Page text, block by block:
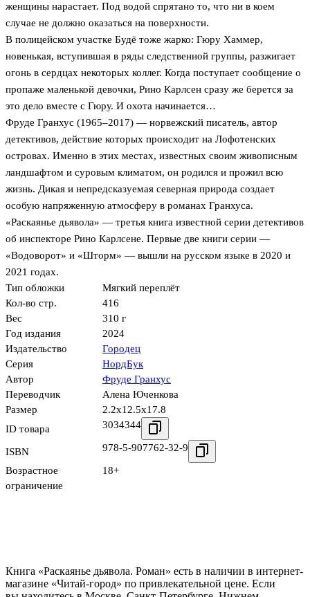
женщины нарастает. Под водой спрятано то, что ни в коем
случае не должно оказаться на поверхности.
В полицейском участке Будё тоже жарко: Гюру Хаммер,
новенькая, вступившая в ряды следственной группы, разжигает
огонь в сердцах некоторых коллег. Когда поступает сообщение о
пропаже маленькой девочки, Рино Карлсен сразу же берется за
это дело вместе с Гюру. И охота начинается…
Фруде Гранхус (1965–2017) — норвежский писатель, автор
детективов, действие которых происходит на Лофотенских
островах. Именно в этих местах, известных своим живописным
ландшафтом и суровым климатом, он родился и прожил всю
жизнь. Дикая и непредсказуемая северная природа создает
особую напряженную атмосферу в романах Гранхуса.
«Раскаянье дьявола» — третья книга известной серии детективов
об инспекторе Рино Карлсене. Первые две книги серии —
«Водоворот» и «Шторм» — вышли на русском языке в 2020 и
2021 годах.
Тип обложки
Мягкий переплёт
Кол-во стр.
416
Вес
310 г
Год издания
2024
Издательство
Городец
Серия
НордБук
Автор
Фруде Гранхус
Переводчик
Алена Юченкова
Размер
2.2x12.5x17.8
ID товара
3034344
ISBN 978-5-907762-32-9
Возрастное
ограничение
18+
Книга «Раскаянье дьявола. Роман» есть в наличии в интернет-
магазине «Читай-город» по привлекательной цене. Если